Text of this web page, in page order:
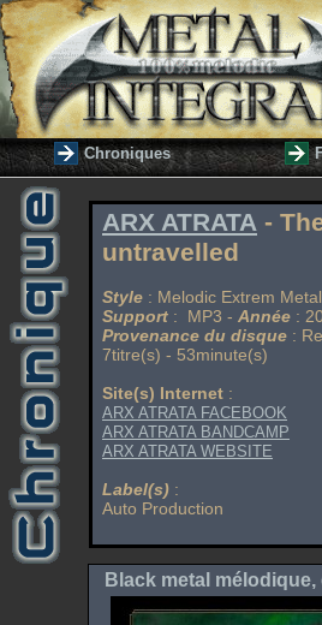
Chroniques
ARX ATRATA -
untravelled
Style : Melodic Extrem Metal
Support : MP3 - Année :
Provenance du disque :
7titre(s) - 53minute(s)
Site(s) Internet :
ARX ATRATA FACEBOOK
ARX ATRATA BANDCAMP
ARX ATRATA WEBSITE
Label(s) :
Auto Production
Black metal